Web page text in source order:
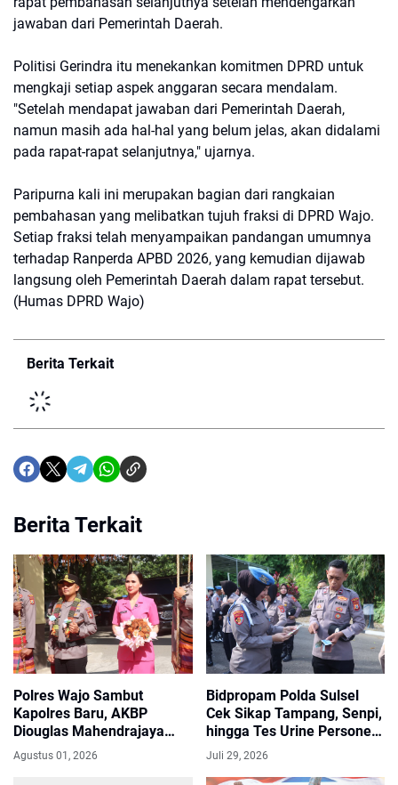
jawaban dari Pemerintah Daerah.
Politisi Gerindra itu menekankan komitmen DPRD untuk
mengkaji setiap aspek anggaran secara mendalam.
"Setelah mendapat jawaban dari Pemerintah Daerah,
namun masih ada hal-hal yang belum jelas, akan didalami
pada rapat-rapat selanjutnya," ujarnya.
Paripurna kali ini merupakan bagian dari rangkaian
pembahasan yang melibatkan tujuh fraksi di DPRD Wajo.
Setiap fraksi telah menyampaikan pandangan umumnya
terhadap Ranperda APBD 2026, yang kemudian dijawab
langsung oleh Pemerintah Daerah dalam rapat tersebut.
(Humas DPRD Wajo)
Berita Terkait
Berita Terkait
Polres Wajo Sambut
Kapolres Baru, AKBP
Diouglas Mahendrajaya
Siap Emban Amanah
Agustus 01, 2026
Bidpropam Polda Sulsel
Cek Sikap Tampang, Senpi,
hingga Tes Urine Personel
Polres Wajo
Juli 29, 2026